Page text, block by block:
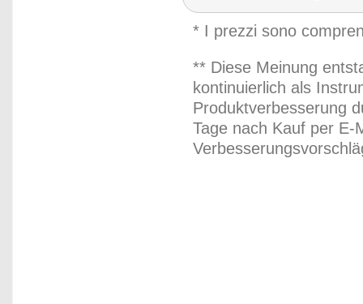
* I prezzi sono
** Diese Meinung
kontinuierlich als
Produktverbesserung
Tage nach Kauf per E-